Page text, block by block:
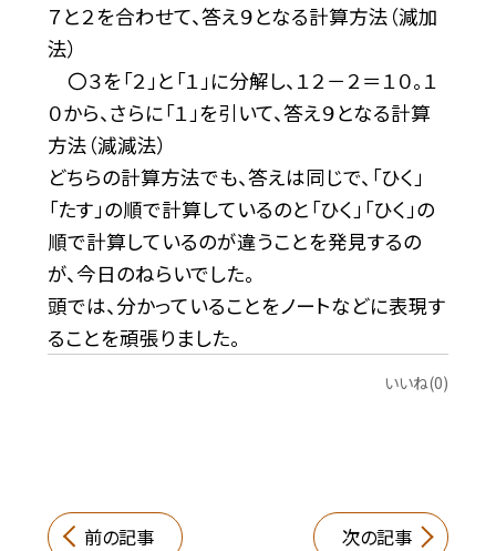
７と２を合わせて、答え９となる計算方法（減加
法）
〇３を「２」と「１」に分解し、１２－２＝１０。１
０から、さらに「１」を引いて、答え９となる計算
方法（減減法）
どちらの計算方法でも、答えは同じで、「ひく」
「たす」の順で計算しているのと「ひく」「ひく」の
順で計算しているのが違うことを発見するの
が、今日のねらいでした。
頭では、分かっていることをノートなどに表現す
ることを頑張りました。
いいね(0)
前の記事 次の記事